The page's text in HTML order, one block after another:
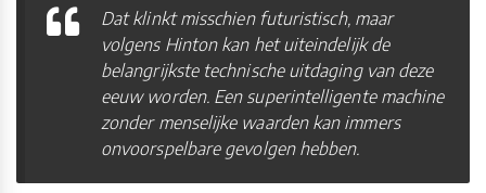
Dat klinkt misschien futuristisch, maar
volgens Hinton kan het uiteindelijk de
belangrijkste technische uitdaging van deze
eeuw worden. Een superintelligente machine
zonder menselijke waarden kan immers
onvoorspelbare gevolgen hebben.